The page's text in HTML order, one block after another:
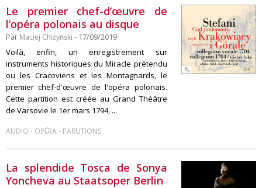
Le premier chef-d’œuvre de
l’opéra polonais au disque
Par Maciej Chiżyński - 17/09/2019
Voilà, enfin, un enregistrement sur
instruments historiques du Miracle prétendu
ou les Cracoviens et les Montagnards, le
premier chef-d'œuvre de l'opéra polonais.
Cette partition est créée au Grand Théâtre
de Varsovie le 1er mars 1794, ...
AUDIO - OPÉRA- PARUTIONS
La splendide Tosca de Sonya
Yoncheva au Staatsoper Berlin